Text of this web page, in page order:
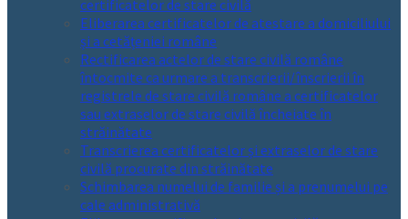
certificatelor de stare civilă
Eliberarea certificatelor de atestare a domiciliului
și a cetățeniei române
Rectificarea actelor de stare civilă române
întocmite ca urmare a transcrierii/înscrierii în
registrele de stare civilă române a certificatelor
sau extraselor de stare civilă încheiate în
străinătate
Transcrierea certificatelor și extraselor de stare
civilă procurate din străinătate
Schimbarea numelui de familie și a prenumelui pe
cale administrativă